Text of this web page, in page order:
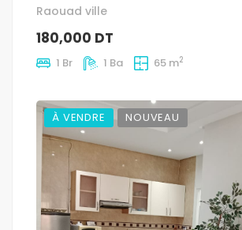
Raouad ville
180,000 DT
1 Br 1 Ba 65 m2
À VENDRE NOUVEAU